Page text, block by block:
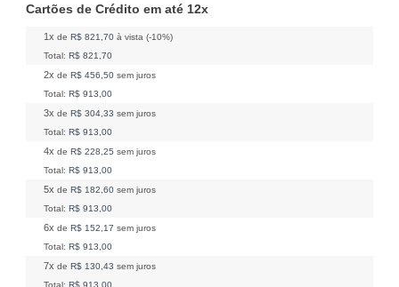
Cartões de Crédito em até 12x
1x de R$ 821,70 à vista (-10%)
Total: R$ 821,70
2x de R$ 456,50 sem juros
Total: R$ 913,00
3x de R$ 304,33 sem juros
Total: R$ 913,00
4x de R$ 228,25 sem juros
Total: R$ 913,00
5x de R$ 182,60 sem juros
Total: R$ 913,00
6x de R$ 152,17 sem juros
Total: R$ 913,00
7x de R$ 130,43 sem juros
Total: R$ 913,00